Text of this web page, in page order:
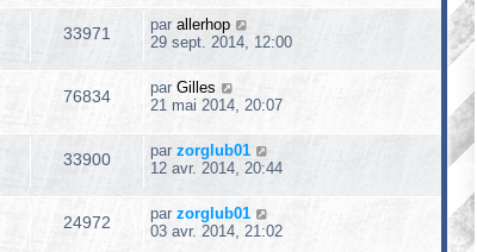
33971 par allerhop
29 sept. 2014, 12:00
76834 par Gilles
21 mai 2014, 20:07
33900 par zorglub01
12 avr. 2014, 20:44
24972 par zorglub01
03 avr. 2014, 21:02